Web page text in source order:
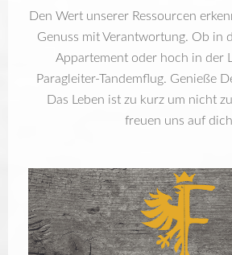
Den Wert unserer Ressourcen
Genuss mit Verantwortung. Ob in
Appartement oder hoch in der
Paragleiter-Tandemflug. Genieße
Das Leben ist zu kurz um nicht
freuen uns auf